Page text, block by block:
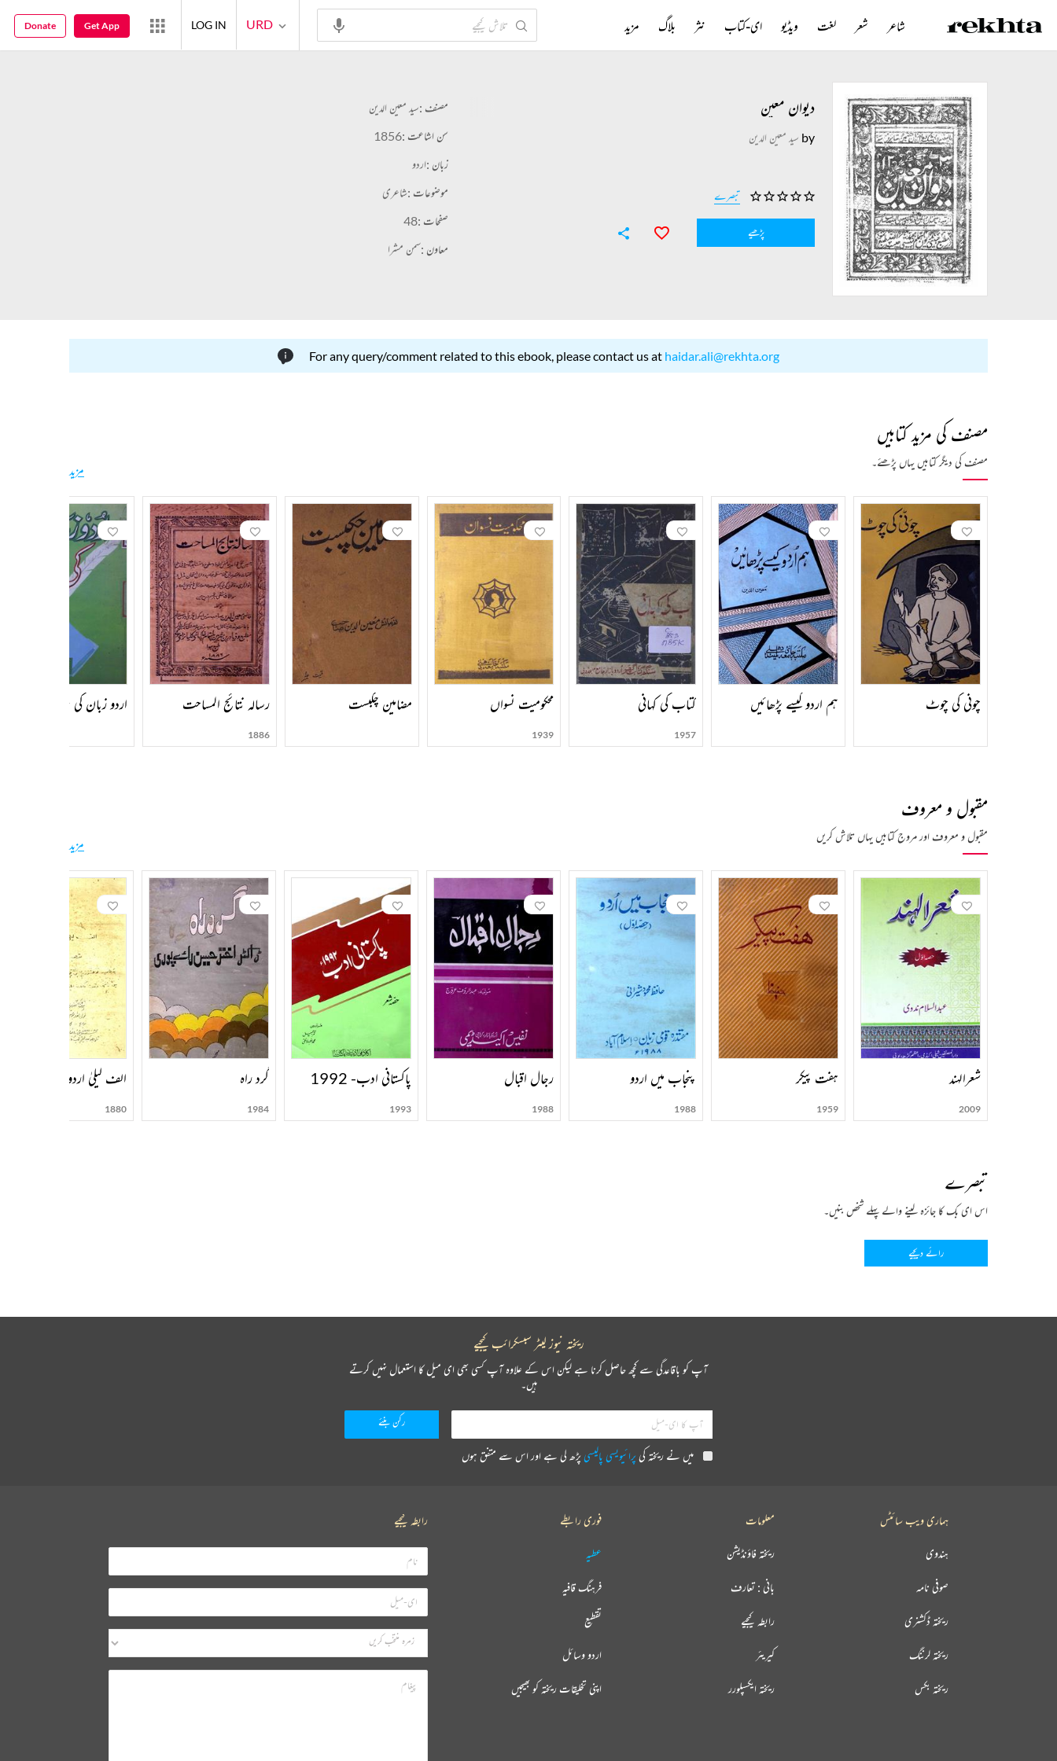
دیوان معین
by سید معین الدین
تبصرے
پڑھیے
مصنف :سید معین الدین
سن اشاعت :1856
زبان :اردو
موضوعات :شاعری
صفحات :48
معاون :سمن مشرا
For any query/comment related to this ebook, please contact us at haidar.ali@rekhta.org
مصنف کی مزید کتابیں
مصنف کی دیگر کتابیں یہاں پڑھئے۔ مزید
چونی کی چوٹ ہم اردو کیسے پڑھائیں کتاب کی کہانی
1957
محکومیت نسواں
1939
مضامین چکبست رسالہ نتائج المساحت
1886
اردو زبان کی تدریس
مقبول و معروف
مقبول و معروف اور مروج کتابیں یہاں تلاش کریں مزید
شعرالہند
2009
ہفت پیکر
1959
پنجاب میں اردو
1988
رجال اقبال
1988
پاکستانی ادب- 1992
1993
گرد راہ
1984
الف لیلیٰ اردو با تصویر
1880
تبصرے
اس ای بک کا جائزہ لینے والے پہلے شخص بنیں۔
رائے دیجیے
شاعر شعر لغت ویڈیو ای-کتاب نثر بلاگ مزید URD
LOG IN
Get App
Donate
ریختہ نیوز لیٹر سبسکرائب کیجیے
آپ کو باقاعدگی سے کچھ حاصل کرنا ہے لیکن اس کے علاوہ آپ کسی بھی ای میل کا استعمال نہیں کرتے
ہیں۔
میں نے ریختہ کی پرائیویسی پالیسی پڑھ لی ہے اور اس سے متفق ہوں
فوری رابطے
عطیہ
فرہنگ قافیہ
تقطیع
اردو وسائل
اپنی تخلیقات ریختہ کو بھیجیں
معلومات
ریختہ فاؤنڈیشن
بانی : تعارف
رابطہ کیجیے
کیریئر
ریختہ ایکسپلورر
ہماری ویب سائٹس
ہندوی
صوفی نامہ
ریختہ ڈکشنری
ریختہ لرننگ
ریختہ بکس
رابطہ کیجیے